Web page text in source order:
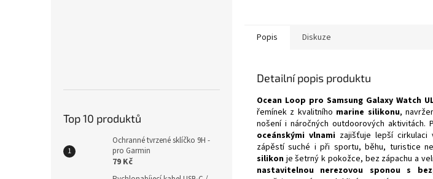
Top 10 produktů
Ochranné tvrzené sklíčko 9H -
pro Garmin
79 Kč
Popis Diskuze
Detailní popis produktu
Ocean Loop pro Samsung Galaxy Watch
řemínek z kvalitního marine silikonu,
nošení i náročných outdoorových aktivitách.
oceánskými vlnamizajišťuje lepší cirkulaci
zápěstí suché i při sportu, běhu, turistice
silikon je šetrný k pokožce, bez zápachu a
nastavitelnou nerezovou sponou s